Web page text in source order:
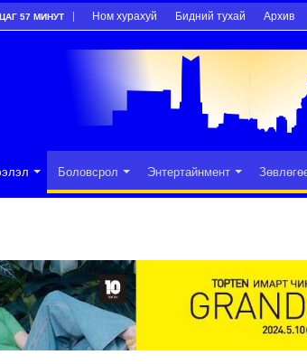
57 МИНУТ Ном хурахуй Бидний тухай Архив
Боловсрол Энтертайнмент